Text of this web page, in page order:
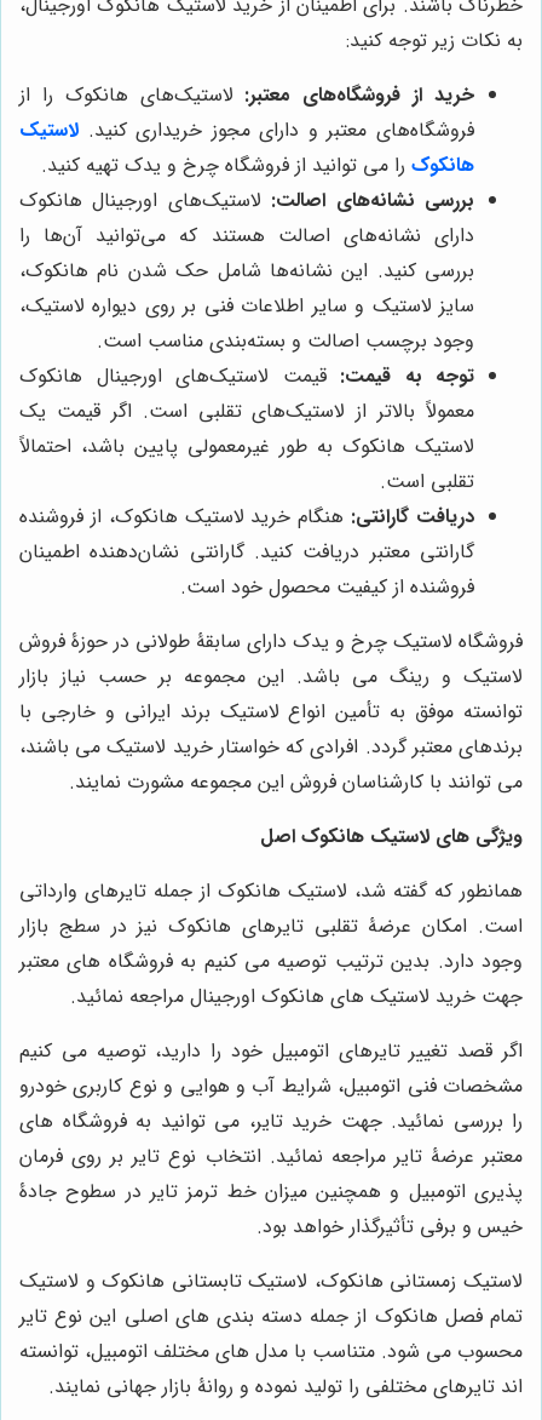
به نکات زیر توجه کنید:
خرید از فروشگاه‌های معتبر: لاستیک‌های هانکوک را از
فروشگاه‌های معتبر و دارای مجوز خریداری کنید. لاستیک
هانکوک را می توانید از فروشگاه چرخ و یدک تهیه کنید.
بررسی نشانه‌های اصالت: لاستیک‌های اورجینال هانکوک
دارای نشانه‌های اصالت هستند که می‌توانید آن‌ها را
بررسی کنید. این نشانه‌ها شامل حک شدن نام هانکوک،
سایز لاستیک و سایر اطلاعات فنی بر روی دیواره لاستیک،
وجود برچسب اصالت و بسته‌بندی مناسب است.
توجه به قیمت: قیمت لاستیک‌های اورجینال هانکوک
معمولاً بالاتر از لاستیک‌های تقلبی است. اگر قیمت یک
لاستیک هانکوک به طور غیرمعمولی پایین باشد، احتمالاً
تقلبی است.
دریافت گارانتی: هنگام خرید لاستیک هانکوک، از فروشنده
گارانتی معتبر دریافت کنید. گارانتی نشان‌دهنده اطمینان
فروشنده از کیفیت محصول خود است.
فروشگاه لاستیک چرخ و یدک دارای سابقۀ طولانی در حوزۀ فروش
لاستیک و رینگ می باشد. این مجموعه بر حسب نیاز بازار
توانسته موفق به تأمین انواع لاستیک برند ایرانی و خارجی با
برندهای معتبر گردد. افرادی که خواستار خرید لاستیک می باشند،
می توانند با کارشناسان فروش این مجموعه مشورت نمایند.
ویژگی های لاستیک هانکوک اصل
همانطور که گفته شد، لاستیک هانکوک از جمله تایرهای وارداتی
است. امکان عرضۀ تقلبی تایرهای هانکوک نیز در سطج بازار
وجود دارد. بدین ترتیب توصیه می کنیم به فروشگاه های معتبر
جهت خرید لاستیک های هانکوک اورجینال مراجعه نمائید.
اگر قصد تغییر تایرهای اتومبیل خود را دارید، توصیه می کنیم
مشخصات فنی اتومبیل، شرایط آب و هوایی و نوع کاربری خودرو
را بررسی نمائید. جهت خرید تایر، می توانید به فروشگاه های
معتبر عرضۀ تایر مراجعه نمائید. انتخاب نوع تایر بر روی فرمان
پذیری اتومبیل و همچنین میزان خط ترمز تایر در سطوح جادۀ
خیس و برفی تأثیرگذار خواهد بود.
لاستیک زمستانی هانکوک، لاستیک تابستانی هانکوک و لاستیک
تمام فصل هانکوک از جمله دسته بندی های اصلی این نوع تایر
محسوب می شود. متناسب با مدل های مختلف اتومبیل، توانسته
اند تایرهای مختلفی را تولید نموده و روانۀ بازار جهانی نمایند.